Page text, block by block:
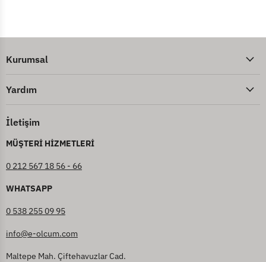
Kurumsal
Yardım
İletişim
MÜŞTERİ HİZMETLERİ
0 212 567 18 56 - 66
WHATSAPP
0 538 255 09 95
info@e-olcum.com
Maltepe Mah. Çiftehavuzlar Cad.